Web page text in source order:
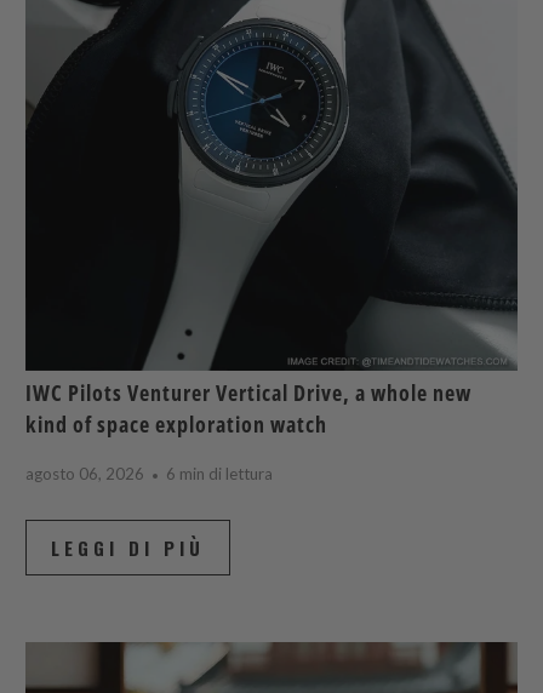
IWC Pilots Venturer Vertical Drive, a whole new
kind of space exploration watch
agosto 06, 2026 6 min di lettura
LEGGI DI PIÙ